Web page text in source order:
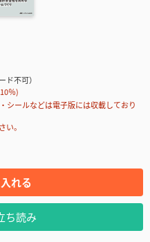
ド不可）
％)
シールなどは電子版には収載しており
。
れる
ち読み